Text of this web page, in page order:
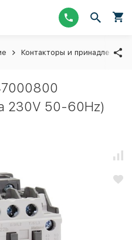
Контакторы и
230V 50-60Hz)